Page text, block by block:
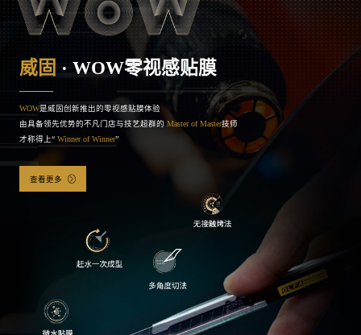
WOW是威固创新推出的零视感贴膜体验
由具备领先优势的不凡门店与技艺超群的 Master of Master技师
才称得上“ Winner of Winner”
查看更多